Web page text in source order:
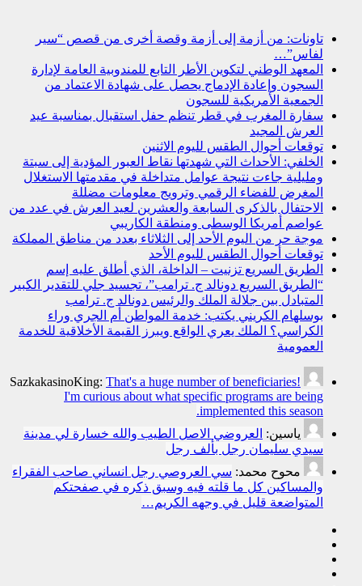
تاونات: من أزمة إلى أزمة وقصة أخرى من قصص “سير
لفاس”…
المعهد الوطني لتكوين الأطر التابع للمندوبية العامة لإدارة
السجون وإعادة الإدماج يحصل على شهادة الاعتماد من
الجمعية الأمريكية للسجون
سفارة المغرب في قطر تنظم حفل استقبال بمناسبة عيد
العرش المجيد
توقعات أحوال الطقس لليوم الاثنين
الخلفي: الأحداث التي شهدتها نقاط العبور المؤدية إلى سبتة
ومليلية جاءت نتيجة عوامل متداخلة في مقدمتها الاستغلال
المغرض للفضاء الرقمي وترويج معلومات مضللة
الاحتفال بالذكرى السابعة والعشرين لعيد العرش في عدد من
عواصم أمريكا الوسطى ومنطقة الكاريبي
موجة حر من اليوم الأحد إلى الثلاثاء بعدد من مناطق المملكة
توقعات أحوال الطقس لليوم الأحد
الطريق السريع تزنيت – الداخلة، الذي أطلق عليه إسم
“الطريق السريع دونالد ج. ترامب”، تجسيد جلي للتقدير الكبير
المتبادل بين جلالة الملك والرئيس دونالد ج. ترامب
بوسلهام الكريني يكتب: خدمة المواطن أم الجري وراء
الكراسي؟ الملك يعري الواقع ويبرز القيمة الأخلاقية للخدمة
العمومية
SazkakasinoKing: That's a huge number of beneficiaries!
I'm curious about what specific programs are being
implemented this season.
ياسين: العروضي الاصل الطيب والله خسارة لي مدينة
سيدي سليمان رجل بألف رجل
محوح محمد: سي العروصي رجل انساني صاحب الفقراء
والمساكين كل ما قلته فيه وسبق ذكره في صفحتكم
المتواضعة قليل في وجهه الكريم…